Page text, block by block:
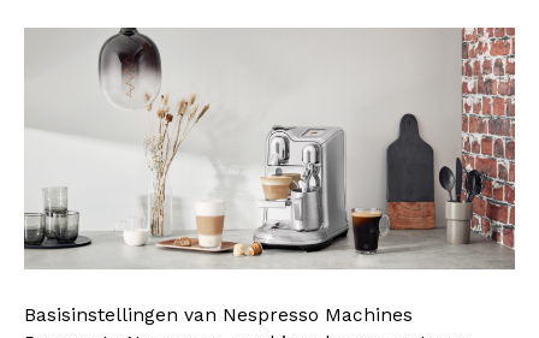
Basisinstellingen van Nespresso Machines